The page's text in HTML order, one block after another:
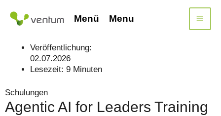
Inhalt
springen
Menü Menu
Veröffentlichung:
02.07.2026
Lesezeit: 9 Minuten
Schulungen
Agentic AI for Leaders Training